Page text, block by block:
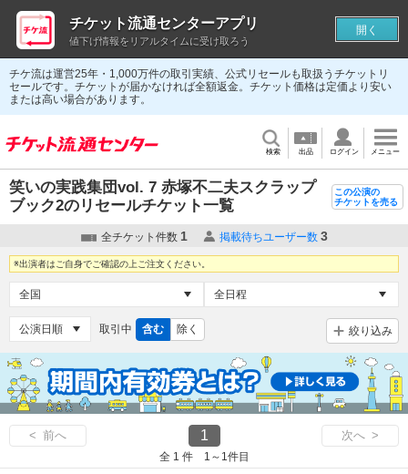
チケ流は運営25年・1,000万件の取引実績、公式リセールも取扱うチケットリ
セールです。チケットが届かなければ全額返金。チケット価格は定価より安い
または高い場合があります。
検索 出品 ログイン メニュー
笑いの実践集団vol. 7 赤塚不二夫スクラップ
ブック2のリセールチケット一覧
この公演の
チケットを売る
全チケット件数 1 掲載待ちユーザー数 3
※出演者はご自身でご確認の上ご注文ください。
取引中 含む 除く 絞り込み
< 前へ 1 次へ >
全 1 件 1～1件目
チケット流通センターアプリ
値下げ情報をリアルタイムに受け取ろう
開く